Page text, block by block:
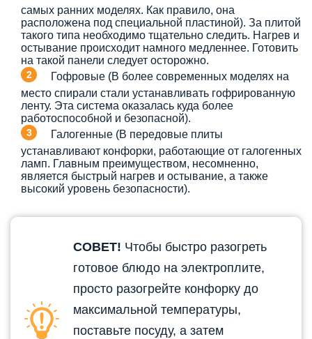
самых ранних моделях. Как правило, она
расположена под специальной пластиной). За плитой
такого типа необходимо тщательно следить. Нагрев и
остывание происходит намного медленнее. Готовить
на такой панели следует осторожно.
Гофровые (В более современных моделях на
место спирали стали устанавливать гофрированную
ленту. Эта система оказалась куда более
работоспособной и безопасной).
Галогенные (В передовые плиты
устанавливают конфорки, работающие от галогенных
ламп. Главным преимуществом, несомненно,
является быстрый нагрев и остывание, а также
высокий уровень безопасности).
СОВЕТ! Чтобы быстро разогреть
готовое блюдо на электроплите,
просто разогрейте конфорку до
максимальной температуры,
поставьте посуду, а затем